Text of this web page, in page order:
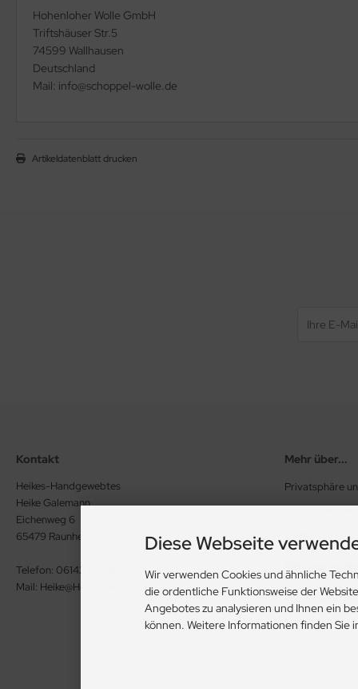
Hohenloher Wolle GmbH
Triftshäuser Str.5
74599 Wallhausen
Deutschland
Mail: info@schoppel-wolle.de
Artikeldatenblatt drucken
Kontakt
Heikes-Handgewebtes
Heike Galemann
Eichenweg 6
65479 Raunheim
Telefon: 06142 926386
Mail: Heike@Heikes-Handgewebtes.de
Mehr über...
Privatsphäre
Allgemeine
Widerrufsrecht
Impressum
Kontakt
Diese Webseite
Wir verwenden Cookies und ähnliche
die ordentliche Funktionsweise der
Angebotes zu analysieren und Ihnen ein
können. Weitere Informationen finden Sie